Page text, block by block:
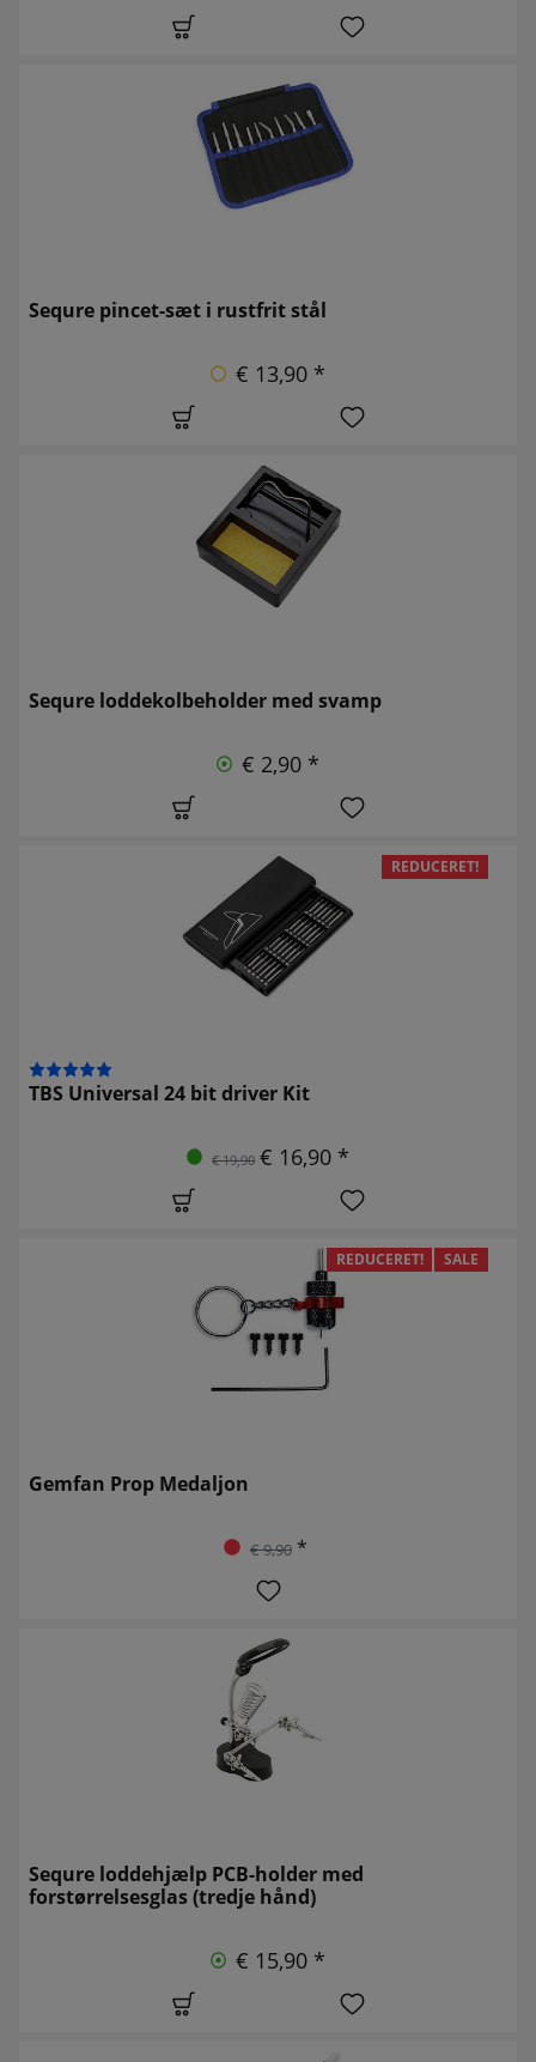
Sequre pincet-sæt i rustfrit stål
€ 13,90 *
Sequre loddekolbeholder med svamp
€ 2,90 *
REDUCERET!
TBS Universal 24 bit driver Kit
€ 19,90 € 16,90 *
REDUCERET! SALE
Gemfan Prop Medaljon
€ 9,90*
Sequre loddehjælp PCB-holder med
forstørrelsesglas (tredje hånd)
€ 15,90 *